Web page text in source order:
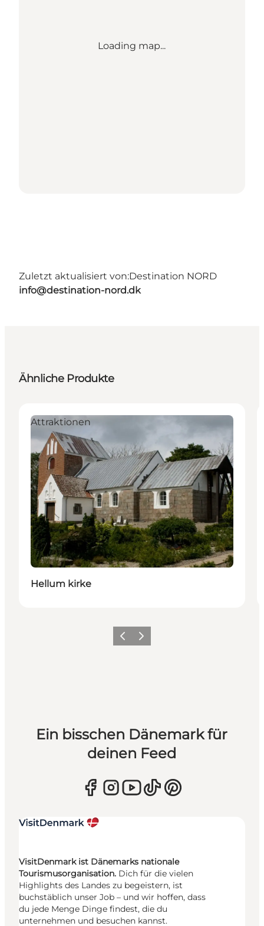
Loading map...
Zuletzt aktualisiert von:Destination NORD
info@destination-nord.dk
Ähnliche Produkte
Attraktionen
Hellum kirke
ZurückWeiter
Ein bisschen Dänemark für
deinen Feed
VisitDenmark ist Dänemarks nationale
Tourismusorganisation. Dich für die vielen
Highlights des Landes zu begeistern, ist
buchstäblich unser Job – und wir hoffen, dass
du jede Menge Dinge findest, die du
unternehmen und besuchen kannst.